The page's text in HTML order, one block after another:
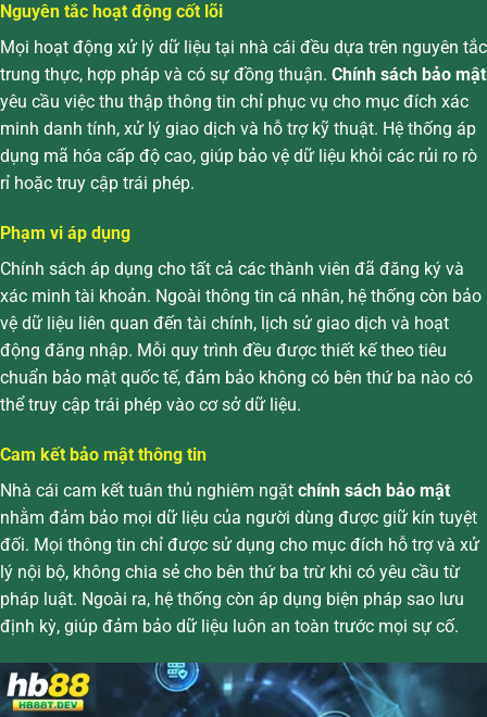
Nguyên tắc hoạt động cốt lõi
Mọi hoạt động xử lý dữ liệu tại nhà cái đều dựa trên nguyên tắc
trung thực, hợp pháp và có sự đồng thuận. Chính sách bảo mật
yêu cầu việc thu thập thông tin chỉ phục vụ cho mục đích xác
minh danh tính, xử lý giao dịch và hỗ trợ kỹ thuật. Hệ thống áp
dụng mã hóa cấp độ cao, giúp bảo vệ dữ liệu khỏi các rủi ro rò
rỉ hoặc truy cập trái phép.
Phạm vi áp dụng
Chính sách áp dụng cho tất cả các thành viên đã đăng ký và
xác minh tài khoản. Ngoài thông tin cá nhân, hệ thống còn bảo
vệ dữ liệu liên quan đến tài chính, lịch sử giao dịch và hoạt
động đăng nhập. Mỗi quy trình đều được thiết kế theo tiêu
chuẩn bảo mật quốc tế, đảm bảo không có bên thứ ba nào có
thể truy cập trái phép vào cơ sở dữ liệu.
Cam kết bảo mật thông tin
Nhà cái cam kết tuân thủ nghiêm ngặt chính sách bảo mật
nhằm đảm bảo mọi dữ liệu của người dùng được giữ kín tuyệt
đối. Mọi thông tin chỉ được sử dụng cho mục đích hỗ trợ và xử
lý nội bộ, không chia sẻ cho bên thứ ba trừ khi có yêu cầu từ
pháp luật. Ngoài ra, hệ thống còn áp dụng biện pháp sao lưu
định kỳ, giúp đảm bảo dữ liệu luôn an toàn trước mọi sự cố.